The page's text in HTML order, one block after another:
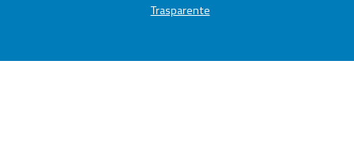
Trasparente